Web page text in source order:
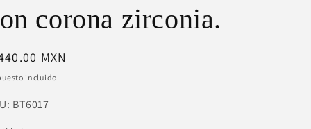
corona zirconia.
MXN
incluido.
BT6017